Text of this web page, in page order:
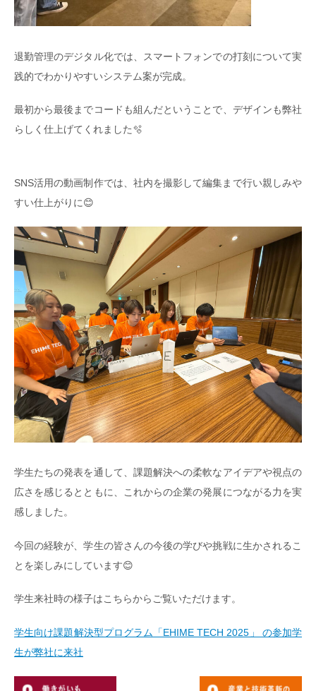
退勤管理のデジタル化では、スマートフォンでの打刻について実
践的でわかりやすいシステム案が完成。
最初から最後までコードも組んだということで、デザインも弊社
らしく仕上げてくれました🫧
SNS活用の動画制作では、社内を撮影して編集まで行い親しみや
すい仕上がりに😊
学生たちの発表を通して、課題解決への柔軟なアイデアや視点の
広さを感じるとともに、これからの企業の発展につながる力を実
感しました。
今回の経験が、学生の皆さんの今後の学びや挑戦に生かされるこ
とを楽しみにしています😊
学生来社時の様子はこちらからご覧いただけます。
学生向け課題解決型プログラム「EHIME TECH 2025」 の参加学
生が弊社に来社